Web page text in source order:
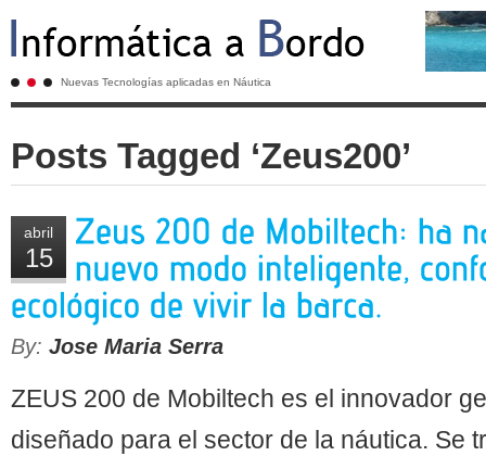
Nuevas Tecnologías aplicadas en Náutica
Posts Tagged ‘Zeus200’
abril
15
By: Jose Maria Serra
ZEUS 200 de Mobiltech es el innovador
diseñado para el sector de la náutica. Se